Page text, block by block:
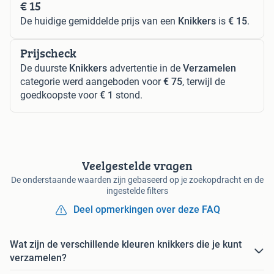
€ 15
De huidige gemiddelde prijs van een Knikkers is € 15.
Prijscheck
De duurste Knikkers advertentie in de Verzamelen
categorie werd aangeboden voor€ 75, terwijl de
goedkoopste voor€ 1 stond.
Veelgestelde vragen
De onderstaande waarden zijn gebaseerd op je zoekopdracht en de
ingestelde filters
Deel opmerkingen over deze FAQ
Wat zijn de verschillende kleuren knikkers die je kunt
verzamelen?